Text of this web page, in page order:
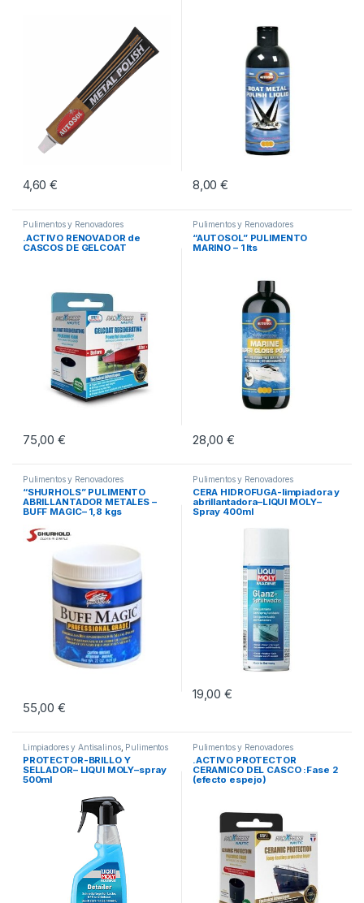
4,60€ 8,00€
Pulimentos y Renovadores
.ACTIVO RENOVADOR de
CASCOS DE GELCOAT
75,00€
Pulimentos y Renovadores
“AUTOSOL” PULIMENTO
MARINO – 1 lts
28,00€
Pulimentos y Renovadores
“SHURHOLS” PULIMENTO
ABRILLANTADOR METALES –
BUFF MAGIC– 1,8 kgs
55,00€
Pulimentos y Renovadores
CERA HIDROFUGA-limpiadora y
abrillantadora–LIQUI MOLY–
Spray 400ml
19,00€
Limpiadores y Antisalinos, Pulimentos
y Renovadores
PROTECTOR-BRILLO Y
SELLADOR– LIQUI MOLY–spray
500ml
Pulimentos y Renovadores
.ACTIVO PROTECTOR
CERAMICO DEL CASCO :Fase 2
(efecto espejo)